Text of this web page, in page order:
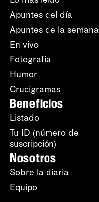
Apuntes del día
Apuntes de la semana
En vivo
Fotografía
Humor
Crucigramas
Beneficios
Listado
Tu ID (número de
suscripción)
Nosotros
Sobre la diaria
Equipo